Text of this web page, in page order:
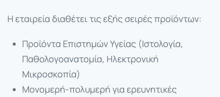
Η εταιρεία διαθέτει τις εξής σειρές προϊόντων:
Προϊόντα Επιστημών Υγείας (Ιστολογία,
Παθολογοανατομία, Ηλεκτρονική
Μικροσκοπία)
Μονομερή-πολυμερή για ερευνητικές